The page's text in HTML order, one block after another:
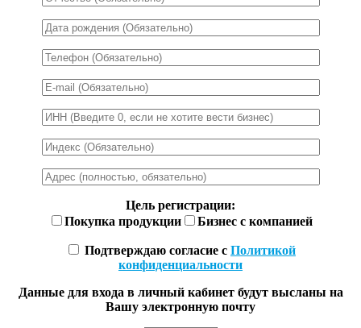
Цель регистрации:
Покупка продукции
Бизнес с компанией
Подтверждаю согласие с Политикой
конфиденциальности
Данные для входа в личный кабинет будут высланы на
Вашу электронную почту